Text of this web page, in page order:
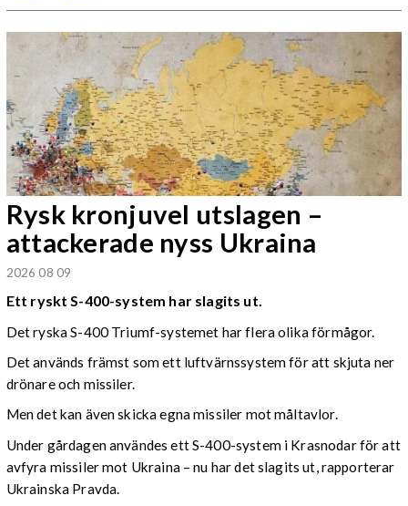
Rysk kronjuvel utslagen –
attackerade nyss Ukraina
2026 08 09
Ett ryskt S-400-system har slagits ut.
Det ryska S-400 Triumf-systemet har flera olika förmågor.
Det används främst som ett luftvärnssystem för att skjuta ner
drönare och missiler.
Men det kan även skicka egna missiler mot måltavlor.
Under gårdagen användes ett S-400-system i Krasnodar för att
avfyra missiler mot Ukraina – nu har det slagits ut, rapporterar
Ukrainska Pravda.